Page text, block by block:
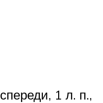
1 л. п.,